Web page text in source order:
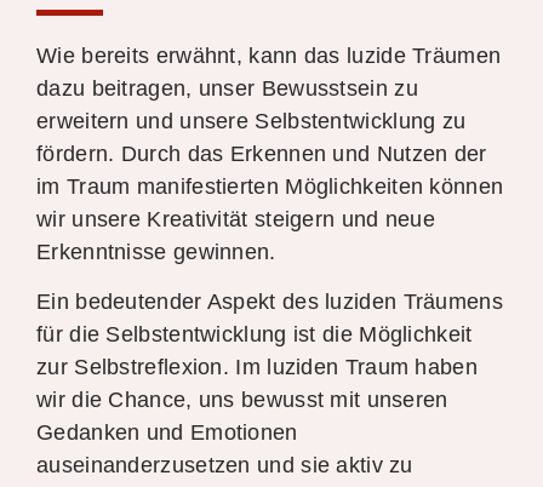
Wie bereits erwähnt, kann das luzide Träumen
dazu beitragen, unser Bewusstsein zu
erweitern und unsere Selbstentwicklung zu
fördern. Durch das Erkennen und Nutzen der
im Traum manifestierten Möglichkeiten können
wir unsere Kreativität steigern und neue
Erkenntnisse gewinnen.
Ein bedeutender Aspekt des luziden Träumens
für die Selbstentwicklung ist die Möglichkeit
zur Selbstreflexion. Im luziden Traum haben
wir die Chance, uns bewusst mit unseren
Gedanken und Emotionen
auseinanderzusetzen und sie aktiv zu